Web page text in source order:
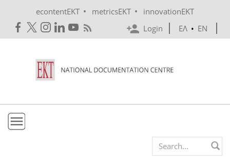
econtentEKT • metricsEKT •
innovationEKT
Login
ΕΛ • EN
Search form